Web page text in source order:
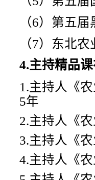
（6）第五届
（7）东北农
4.主持精品
1.主持人《
5年
2.主持人《
3.主持人《
4.主持人《